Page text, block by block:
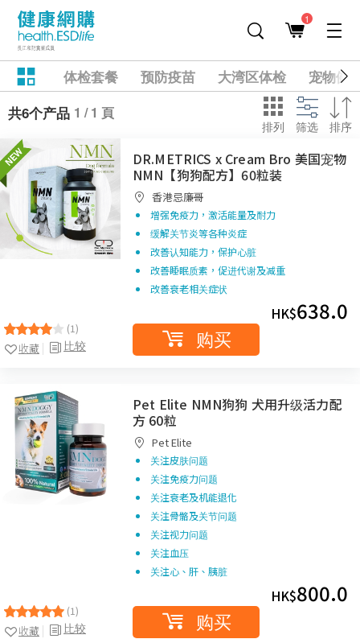
1
体检套餐 预防疫苗 大湾区体检
宠物健
共6个产品 1 / 1 頁
排列 筛选 排序
(1)
比较
收藏
DR.METRICS x Cream Bro 美国宠物
NMN【狗狗配方】60粒装
香港忌廉哥
增强免疫力，激活能量及耐力
缓解关节炎等各种炎症
改善认知能力，保护心脏
改善睡眠质素，促进代谢及减重
改善衰老相关症状
HK$638.0
购买
(1)
比较
收藏
Pet Elite NMN狗狗 犬用升级活力配
方 60粒
Pet Elite
关注皮肤问题
关注免疫力问题
关注衰老及机能退化
关注骨骼及关节问题
关注视力问题
关注血压
关注心、肝、胰脏
HK$800.0
购买